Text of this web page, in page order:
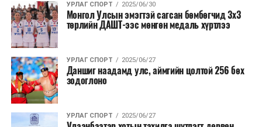
УРЛАГ СПОРТ 2025/06/30
Монгол Улсын эмэгтэй сагсан бөмбөгчид 3х3
төрлийн ДАШТ-ээс мөнгөн медаль хүртлээ
УРЛАГ СПОРТ 2025/06/27
Даншиг наадамд улс, аймгийн цолтой 256 бөх
зодоглоно
УРЛАГ СПОРТ 2025/06/27